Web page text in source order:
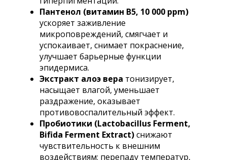
Пантенол (витамин B5, 10 000 ppm)
ускоряет заживление
микроповреждений, смягчает и
успокаивает, снимает покраснение,
улучшает барьерные функции
эпидермиса.
Экстракт алоэ вера тонизирует,
насыщает влагой, уменьшает
раздражение, оказывает
противовоспалительный эффект.
Пробиотики (Lactobacillus Ferment,
Bifida Ferment Extract)снижают
чувствительность к внешним
воздействиям: перепаду температур,